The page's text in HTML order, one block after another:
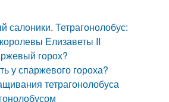
салоники. Тетрагонолобус:
Елизаветы II
горох?
у спаржевого гороха?
тетрагонолобуса